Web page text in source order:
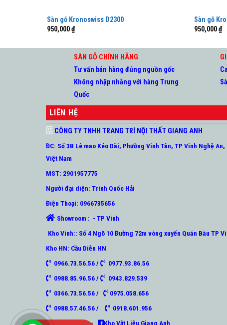
Sàn gỗ Kronoswiss D2300
950,000₫
Sàn gỗ
950,000₫
SÀN GỖ CHÍNH HÃNG
Tư vấn bán hàng đúng nguồn gốc
Không nhập nhằng với hàng Trung
Quốc
LIÊN HỆ
CÔNG TY TNHH TRANG TRÍ NỘI THẤT GIANG ANH
ĐC: Số 3B Lê mao Kéo Dài, Phường Vinh Tân, TP Vinh Nghệ An,
Việt Nam
MST: 2901957775
Người đại diện: Trình Quốc Hải
Điện Thoại: 0966735656
Showroom : - TP Vinh
Kho Vinh:: Số 4 Ngõ 10 Đường 72m vòng xuyến Quán Bàu TP
Kho HN: Cầu Diễn HN
0966.73.56.56 /
0977.93.86.56
0988.85.96.56 /
0943.829.539
0366.73.56.56 /
0975.058.656
0988.57.46.56 /
0918.601.956
Sàn Gỗ Vinh -
Kho Vật Liệu Giang Anh